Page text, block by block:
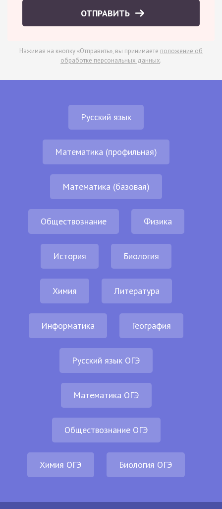
ОТПРАВИТЬ
Нажимая на кнопку «Отправить», вы принимаете положение об
обработке персональных данных.
Русский язык
Математика (профильная)
Математика (базовая)
Обществознание Физика
История Биология
Химия Литература
Информатика География
Русский язык ОГЭ
Математика ОГЭ
Обществознание ОГЭ
Химия ОГЭ Биология ОГЭ